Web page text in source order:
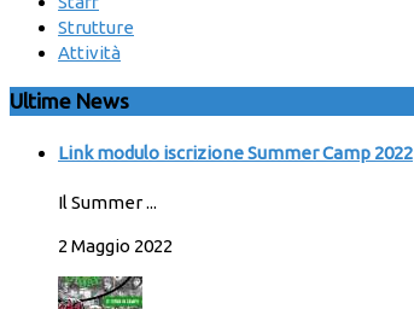
Strutture
Attività
Ultime News
Link modulo iscrizione Summer Camp 2022
Il Summer ...
2 Maggio 2022